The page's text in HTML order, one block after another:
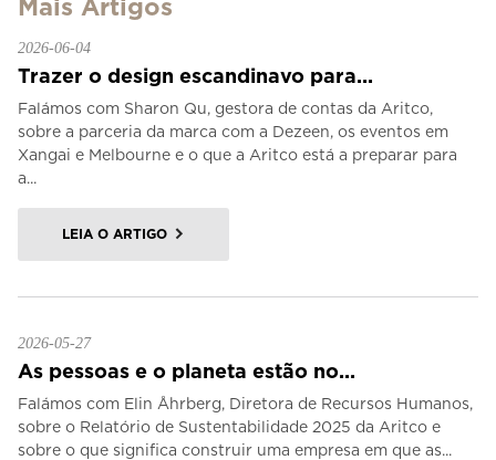
Mais Artigos
2026-06-04
Trazer o design escandinavo para...
Falámos com Sharon Qu, gestora de contas da Aritco,
sobre a parceria da marca com a Dezeen, os eventos em
Xangai e Melbourne e o que a Aritco está a preparar para
a...
LEIA O ARTIGO
2026-05-27
As pessoas e o planeta estão no...
Falámos com Elin Åhrberg, Diretora de Recursos Humanos,
sobre o Relatório de Sustentabilidade 2025 da Aritco e
sobre o que significa construir uma empresa em que as...